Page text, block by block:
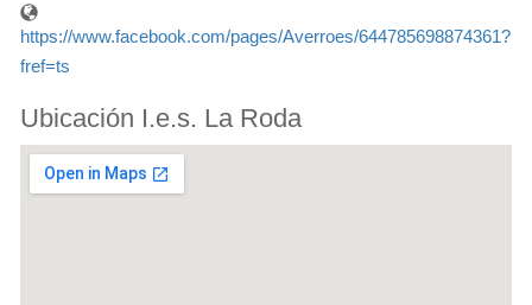
https://www.facebook.com/pages/Averroes/644785698874361?
fref=ts
Ubicación I.e.s. La Roda